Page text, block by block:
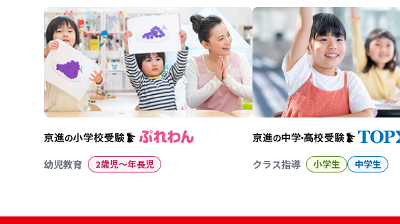
幼児教育 2歳児〜年長児 クラス指導 小学生 中学生